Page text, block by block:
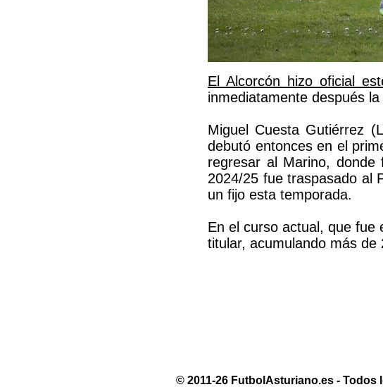
El Alcorcón hizo oficial
inmediatamente después
Miguel Cuesta Gutiérrez
debutó entonces en el
regresar al Marino,
2024/25 fue traspasado al
un fijo esta temporada.
En el curso actual, que fue
titular, acumulando más
© 2011-26 FutbolAsturiano.es - Todos